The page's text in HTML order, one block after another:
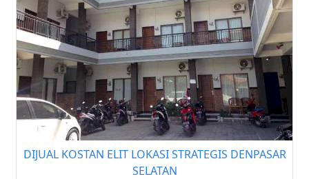
DIJUAL KOSTAN ELIT LOKASI STRATEGIS DENPASAR
SELATAN